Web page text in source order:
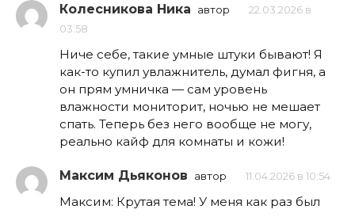
Колесникова Ника автор
22.03.2026 в
03:58
Ниче себе, такие умные штуки бывают! Я
как-то купил увлажнитель, думал фигня, а
он прям умничка — сам уровень
влажности мониторит, ночью не мешает
спать. Теперь без него вообще не могу,
реально кайф для комнаты и кожи!
Максим Дьяконов автор 11.04.2026 в 10:54
Максим: Крутая тема! У меня как раз был